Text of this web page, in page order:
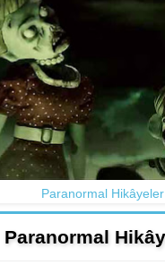
Paranormal
Paranormal